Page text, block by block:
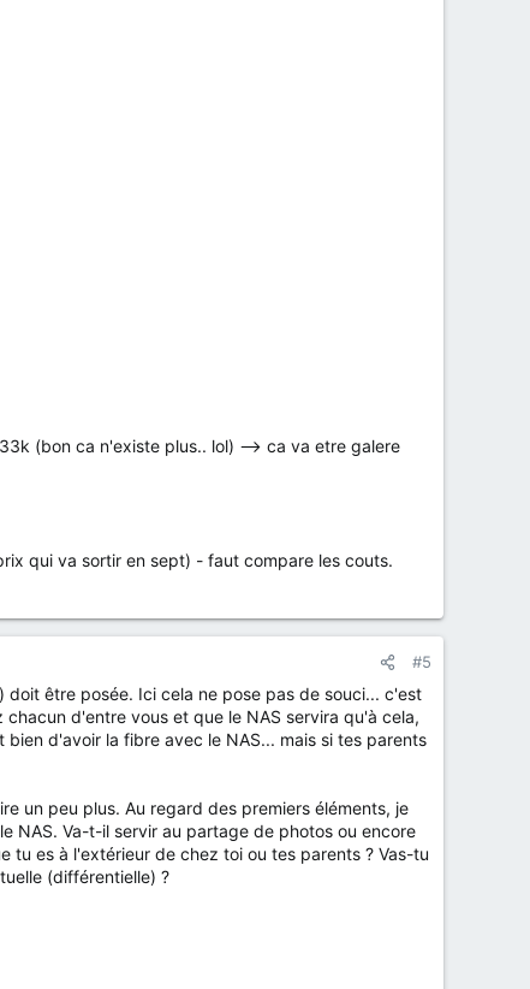
(bon ca n'existe plus.. lol) --> ca va etre galere
qui va sortir en sept) - faut compare les couts.
#5
être posée. Ici cela ne pose pas de souci... c'est
d'entre vous et que le NAS servira qu'à cela,
d'avoir la fibre avec le NAS... mais si tes parents
un peu plus. Au regard des premiers éléments, je
NAS. Va-t-il servir au partage de photos ou encore
tu es à l'extérieur de chez toi ou tes parents ? Vas-tu
(différentielle) ?